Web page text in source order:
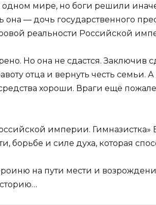
одном мире, но боги решили
она — дочь государственного
реальности Российской
Но она не сдастся. Заключив
отца и вернуть честь семьи.
хороши. Враги ещё
империи.
борьбе и силе духа, которая
на пути мести и